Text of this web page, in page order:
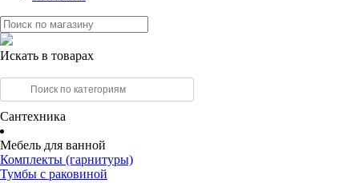
Искать в товарах
Сантехника
Мебель для ванной
Комплекты (гарнитуры)
Тумбы с раковиной